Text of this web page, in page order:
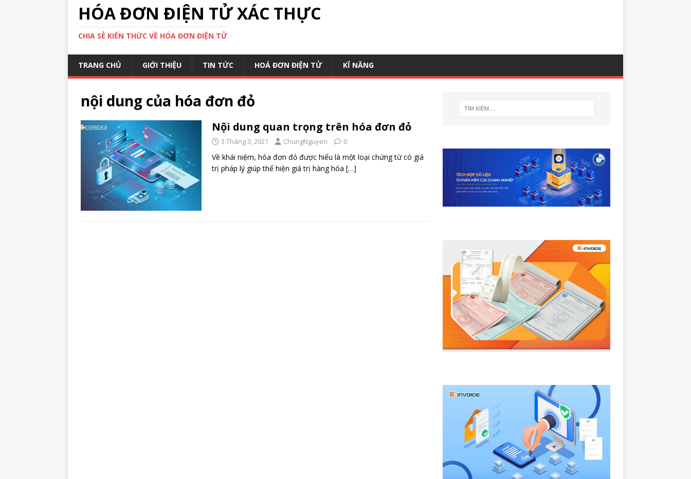
HÓA ĐƠN ĐIỆN TỬ XÁC THỰC
CHIA SẺ KIẾN THỨC VỀ HÓA ĐƠN ĐIỆN TỬ
TRANG CHỦ GIỚI THIỆU TIN TỨC HOÁ ĐƠN ĐIỆN TỬ KĨ NĂNG
nội dung của hóa đơn đỏ
Nội dung quan trọng trên hóa đơn đỏ
3 Tháng 3, 2021 ChungNguyen 0
Về khái niệm, hóa đơn đỏ được hiểu là một loại chứng từ có giá
trị pháp lý giúp thể hiện giá trị hàng hóa […]